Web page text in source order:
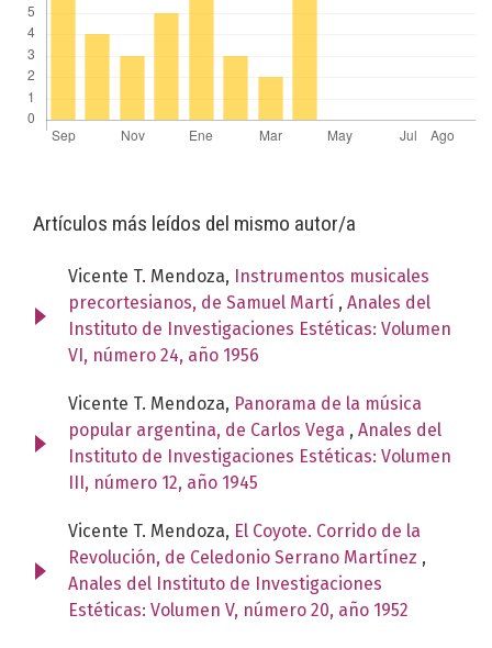
Artículos más leídos del mismo autor/a
Vicente T. Mendoza, Instrumentos musicales
precortesianos, de Samuel Martí , Anales del
Instituto de Investigaciones Estéticas: Volumen
VI, número 24, año 1956
Vicente T. Mendoza, Panorama de la música
popular argentina, de Carlos Vega , Anales del
Instituto de Investigaciones Estéticas: Volumen
III, número 12, año 1945
Vicente T. Mendoza, El Coyote. Corrido de la
Revolución, de Celedonio Serrano Martínez ,
Anales del Instituto de Investigaciones
Estéticas: Volumen V, número 20, año 1952